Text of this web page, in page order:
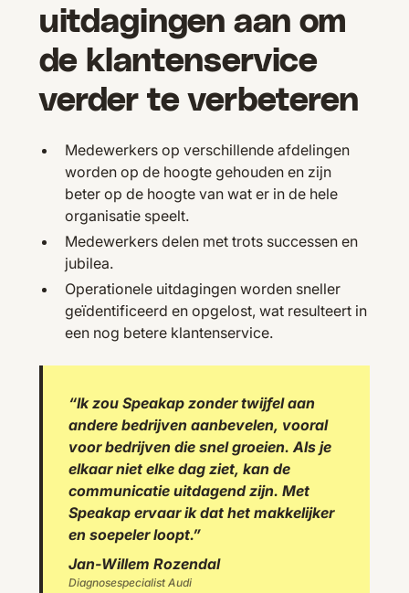
uitdagingen aan om
de klantenservice
verder te verbeteren
Medewerkers op verschillende afdelingen
worden op de hoogte gehouden en zijn
beter op de hoogte van wat er in de hele
organisatie speelt.
Medewerkers delen met trots successen en
jubilea.
Operationele uitdagingen worden sneller
geïdentificeerd en opgelost, wat resulteert in
een nog betere klantenservice.
“Ik zou Speakap zonder twijfel aan
andere bedrijven aanbevelen, vooral
voor bedrijven die snel groeien. Als je
elkaar niet elke dag ziet, kan de
communicatie uitdagend zijn. Met
Speakap ervaar ik dat het makkelijker
en soepeler loopt.”
Jan-Willem Rozendal
Diagnosespecialist Audi